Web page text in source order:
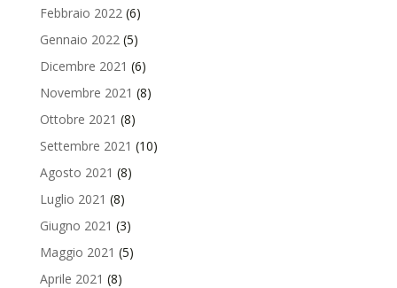
Febbraio 2022 (6)
Gennaio 2022 (5)
Dicembre 2021 (6)
Novembre 2021 (8)
Ottobre 2021 (8)
Settembre 2021 (10)
Agosto 2021 (8)
Luglio 2021 (8)
Giugno 2021 (3)
Maggio 2021 (5)
Aprile 2021 (8)